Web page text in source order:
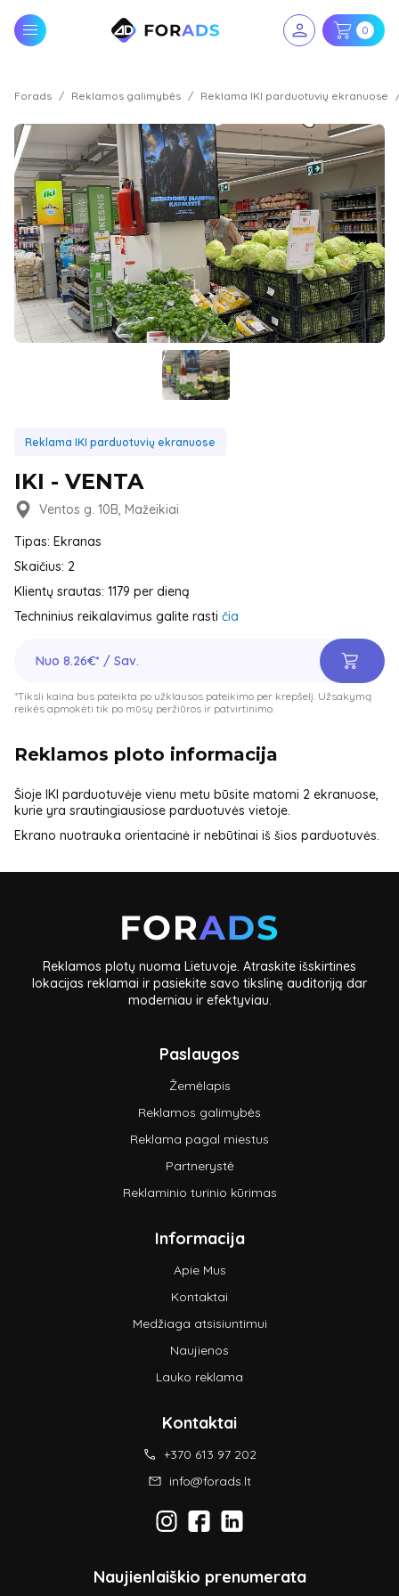
0
Forads Reklamos galimybės Reklama IKI parduotuvių ekranuose
Reklama IKI parduotuvių ekranuose
IKI - VENTA
Ventos g. 10B, Mažeikiai
Tipas: Ekranas
Skaičius: 2
Klientų srautas: 1179 per dieną
Techninius reikalavimus galite rasti čia
Nuo 8.26€* / Sav.
*Tiksli kaina bus pateikta po užklausos pateikimo per krepšelį. Užsakymą
reikės apmokėti tik po mūsų peržiūros ir patvirtinimo.
Reklamos ploto informacija
Šioje IKI parduotuvėje vienu metu būsite matomi 2 ekranuose,
kurie yra srautingiausiose parduotuvės vietoje.
Ekrano nuotrauka orientacinė ir nebūtinai iš šios parduotuvės.
Reklamos plotų nuoma Lietuvoje. Atraskite išskirtines
lokacijas reklamai ir pasiekite savo tikslinę auditoriją dar
moderniau ir efektyviau.
Paslaugos
Žemėlapis
Reklamos galimybės
Reklama pagal miestus
Partnerystė
Reklaminio turinio kūrimas
Informacija
Apie Mus
Kontaktai
Medžiaga atsisiuntimui
Naujienos
Lauko reklama
Kontaktai
+370 613 97 202
info@forads.lt
Naujienlaiškio prenumerata